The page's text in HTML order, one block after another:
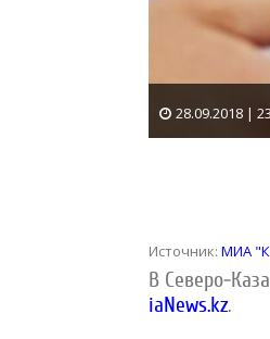
28.09.2018 |
Источник: МИА
В Северо-
iaNews.kz.